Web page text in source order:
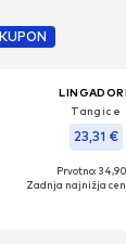
KUPON
Tangice
23,31 €
Razpoložljive
Prvotno:
Zadnja najnižja